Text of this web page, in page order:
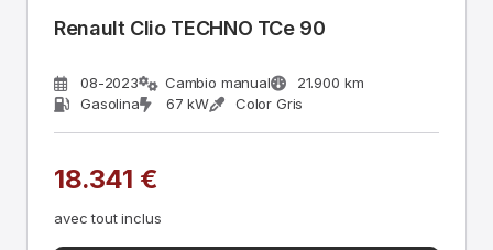
Renault Clio TECHNO TCe 90
08-2023 Cambio manual
21.900 km
Gasolina
67 kW Color Gris
18.341 €
avec tout inclus